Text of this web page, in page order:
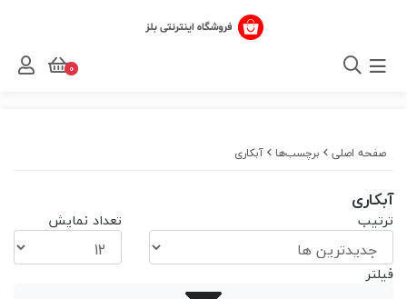
صفحه اصلی برچسب‌ها آبکاری
آبکاری
ترتیب تعداد نمایش
فیلتر
0